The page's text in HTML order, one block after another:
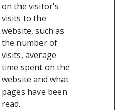
on the visitor's
visits to the
website, such as
the number of
visits, average
time spent on the
website and what
pages have been
read.